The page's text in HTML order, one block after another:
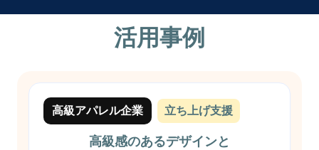
活用事例
高級アパレル企業 立ち上げ支援
高級感のあるデザインと